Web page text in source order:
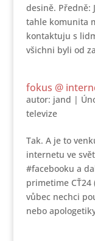
desině. Předně:
tahle komunita
kontaktuju s
všichni byli od
fokus @
autor: jand |
televize
Tak. A je to
internetu ve
#facebooku a
primetime CŤ24
vůbec nechci
nebo